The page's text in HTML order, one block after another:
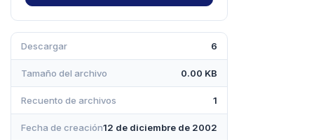
Descargar 6
Tamaño del archivo 0.00 KB
Recuento de archivos 1
Fecha de creación12 de diciembre de 2002